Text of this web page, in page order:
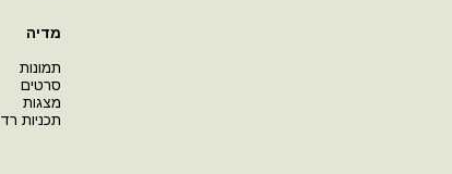
מדיה
תמונות
סרטים
מצגות
תכניות